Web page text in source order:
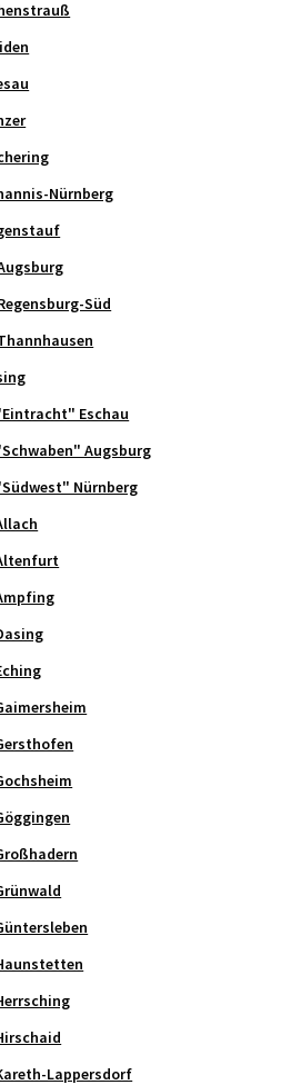
Nürnberg
Süd
"Eintracht" Eschau
"Schwaben" Augsburg
"Südwest" Nürnberg
Altenfurt
Kareth-Lappersdorf